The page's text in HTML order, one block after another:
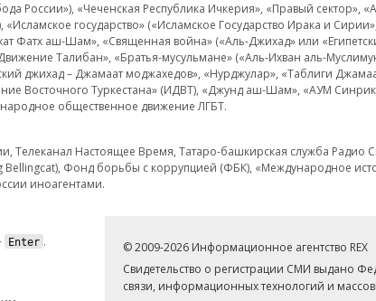
«Чеченская Республика Ичкерия», «Правый сектор»,
государство» («Исламское Государство Ирака и
Фатх аш-Шам», «Священная война» («Аль-Джихад» или
Талибан», «Братья-мусульмане» («Аль-Ихван аль-
джихад – Джамаат моджахедов», «Нурджулар», «Таблиги
Восточного Туркестана» (ИДВТ), «Джунд аш-Шам», «АУМ
общественное движение ЛГБТ.
Телеканал Настоящее Время, Татаро-башкирская служба Радио
Фонд борьбы с коррупцией (ФБК), «Международное
иноагентами.
Enter .
© 2009-2026 Информационное агентство REX
Свидетельство о регистрации СМИ выдано
связи, информационных технологий и